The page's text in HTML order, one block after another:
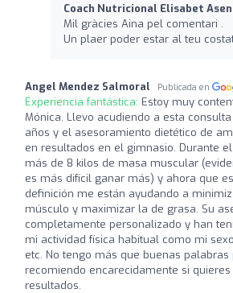
Coach Nutricional Elisabet
Mil gràcies Aina pel comentari .
Un plaer poder estar al teu
Angel Mendez Salmoral Publicada en
Experiencia fantástica: Estoy muy
Mónica. Llevo acudiendo a esta
años y el asesoramiento dietético de
en resultados en el gimnasio. Durante
más de 8 kilos de masa muscular
es más difícil ganar más) y ahora que
definición me están ayudando a
músculo y maximizar la de grasa. Su
completamente personalizado y han
mi actividad física habitual como mi
etc. No tengo más que buenas
recomiendo encarecidamente si
resultados.